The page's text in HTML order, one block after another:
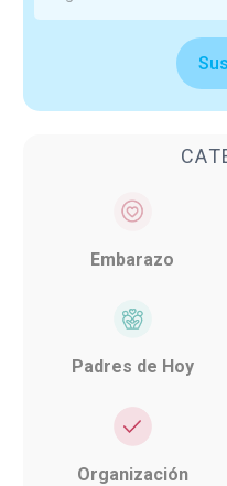
Embarazo
Padres de Hoy
Organización